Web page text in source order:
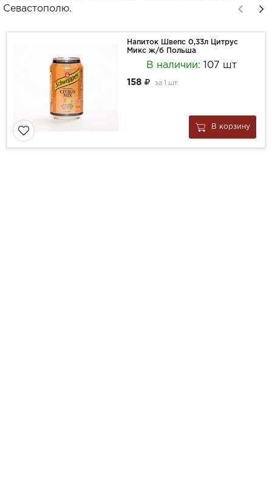
Севастополю.
Напиток Швепс 0,33л Цитрус
Микс ж/б Польша
В наличии: 107 шт
158 за 1 шт
В корзину